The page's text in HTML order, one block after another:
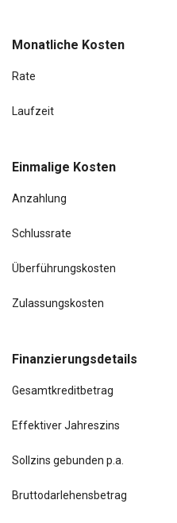
Monatliche Kosten
Rate
Laufzeit
Einmalige Kosten
Anzahlung
Schlussrate
Überführungskosten
Zulassungskosten
Finanzierungsdetails
Gesamtkreditbetrag
Effektiver Jahreszins
Sollzins gebunden p.a.
Bruttodarlehensbetrag